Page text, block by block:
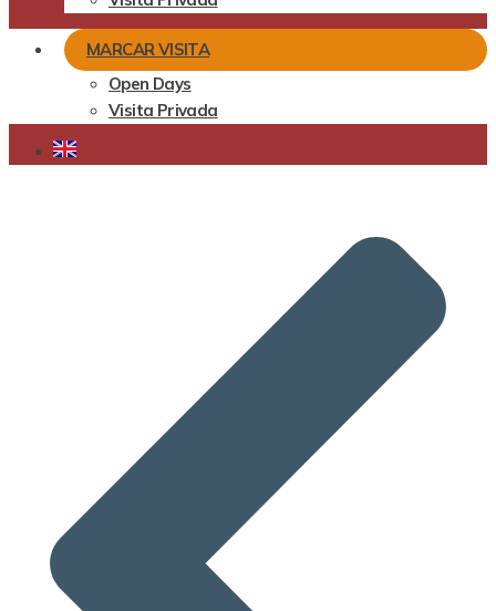
MARCAR VISITA
Open Days
Visita Privada